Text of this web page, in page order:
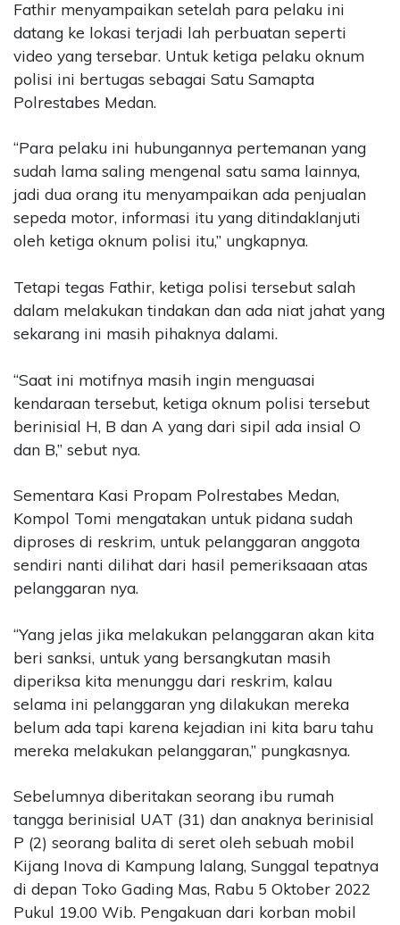
Fathir menyampaikan setelah para pelaku ini
datang ke lokasi terjadi lah perbuatan seperti
video yang tersebar. Untuk ketiga pelaku oknum
polisi ini bertugas sebagai Satu Samapta
Polrestabes Medan.
“Para pelaku ini hubungannya pertemanan yang
sudah lama saling mengenal satu sama lainnya,
jadi dua orang itu menyampaikan ada penjualan
sepeda motor, informasi itu yang ditindaklanjuti
oleh ketiga oknum polisi itu,” ungkapnya.
Tetapi tegas Fathir, ketiga polisi tersebut salah
dalam melakukan tindakan dan ada niat jahat yang
sekarang ini masih pihaknya dalami.
“Saat ini motifnya masih ingin menguasai
kendaraan tersebut, ketiga oknum polisi tersebut
berinisial H, B dan A yang dari sipil ada insial O
dan B,” sebut nya.
Sementara Kasi Propam Polrestabes Medan,
Kompol Tomi mengatakan untuk pidana sudah
diproses di reskrim, untuk pelanggaran anggota
sendiri nanti dilihat dari hasil pemeriksaaan atas
pelanggaran nya.
“Yang jelas jika melakukan pelanggaran akan kita
beri sanksi, untuk yang bersangkutan masih
diperiksa kita menunggu dari reskrim, kalau
selama ini pelanggaran yng dilakukan mereka
belum ada tapi karena kejadian ini kita baru tahu
mereka melakukan pelanggaran,” pungkasnya.
Sebelumnya diberitakan seorang ibu rumah
tangga berinisial UAT (31) dan anaknya berinisial
P (2) seorang balita di seret oleh sebuah mobil
Kijang Inova di Kampung lalang, Sunggal tepatnya
di depan Toko Gading Mas, Rabu 5 Oktober 2022
Pukul 19.00 Wib. Pengakuan dari korban mobil